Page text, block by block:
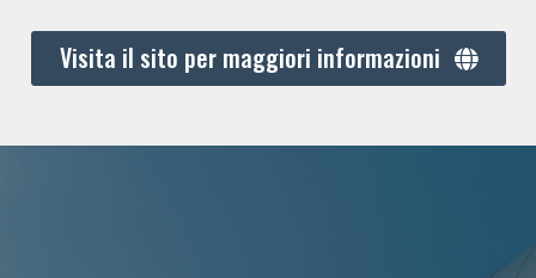
Visita il sito per maggiori informazioni